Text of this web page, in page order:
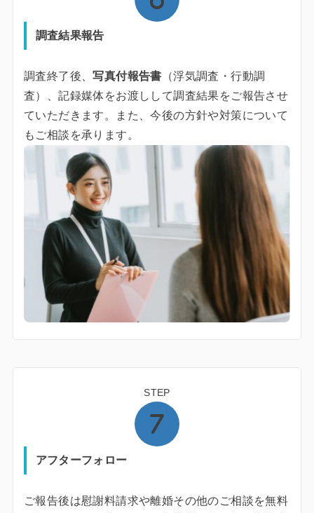
調査結果報告
調査終了後、写真付報告書 （浮気調査・行動調
査）、記録媒体をお渡しして調査結果をご報告させ
ていただきます。また、今後の方針や対策について
もご相談を承ります。
STEP
アフターフォロー
ご報告後は慰謝料請求や離婚その他のご相談を無料